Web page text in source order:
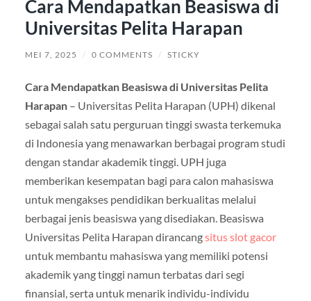
Cara Mendapatkan Beasiswa di
Universitas Pelita Harapan
MEI 7, 2025 / 0 COMMENTS / STICKY
Cara Mendapatkan Beasiswa di Universitas Pelita
Harapan– Universitas Pelita Harapan (UPH) dikenal
sebagai salah satu perguruan tinggi swasta terkemuka
di Indonesia yang menawarkan berbagai program studi
dengan standar akademik tinggi. UPH juga
memberikan kesempatan bagi para calon mahasiswa
untuk mengakses pendidikan berkualitas melalui
berbagai jenis beasiswa yang disediakan. Beasiswa
Universitas Pelita Harapan dirancangsitus slot gacor
untuk membantu mahasiswa yang memiliki potensi
akademik yang tinggi namun terbatas dari segi
finansial, serta untuk menarik individu-individu